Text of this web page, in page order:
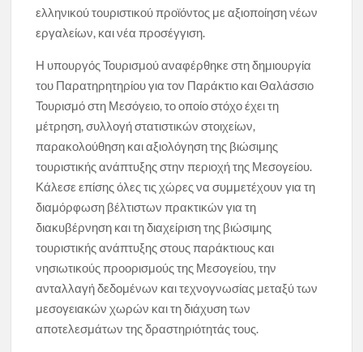
ελληνικού τουριστικού προϊόντος με αξιοποίηση νέων
εργαλείων, και νέα προσέγγιση.
Η υπουργός Τουρισμού αναφέρθηκε στη δημιουργία
του Παρατηρητηρίου για τον Παράκτιο και Θαλάσσιο
Τουρισμό στη Μεσόγειο, το οποίο στόχο έχει τη
μέτρηση, συλλογή στατιστικών στοιχείων,
παρακολούθηση και αξιολόγηση της βιώσιμης
τουριστικής ανάπτυξης στην περιοχή της Μεσογείου.
Κάλεσε επίσης όλες τις χώρες να συμμετέχουν για τη
διαμόρφωση βέλτιστων πρακτικών για τη
διακυβέρνηση και τη διαχείριση της βιώσιμης
τουριστικής ανάπτυξης στους παράκτιους και
νησιωτικούς προορισμούς της Μεσογείου, την
ανταλλαγή δεδομένων και τεχνογνωσίας μεταξύ των
μεσογειακών χωρών και τη διάχυση των
αποτελεσμάτων της δραστηριότητάς τους.